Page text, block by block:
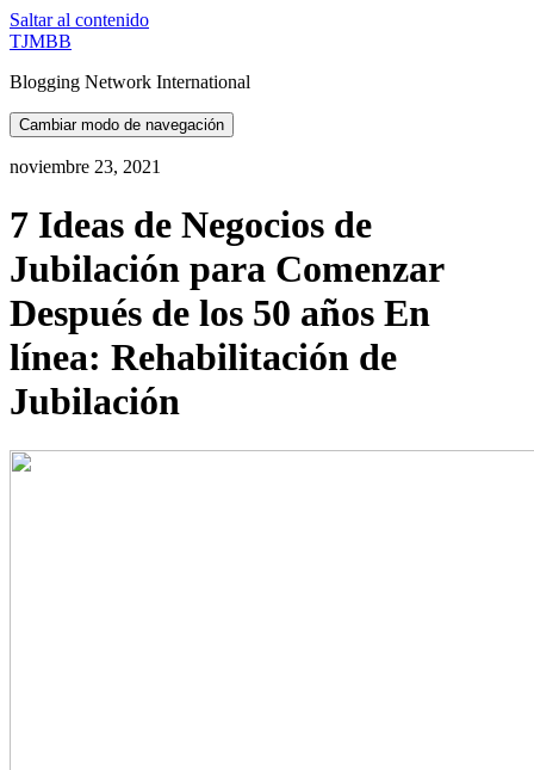
Saltar al contenido
TJMBB
Blogging Network International
Cambiar modo de navegación
noviembre 23, 2021
7 Ideas de Negocios de
Jubilación para Comenzar
Después de los 50 años En
línea: Rehabilitación de
Jubilación